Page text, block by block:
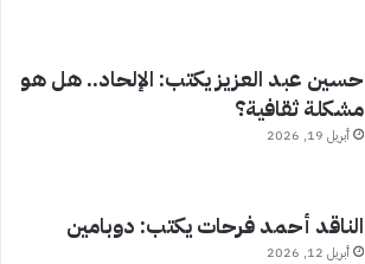
حسين عبد العزيز يكتب: الإلحاد.. هل هو
مشكلة ثقافية؟
أبريل 19, 2026
الناقد أحمد فرحات يكتب: دوبامين
أبريل 12, 2026